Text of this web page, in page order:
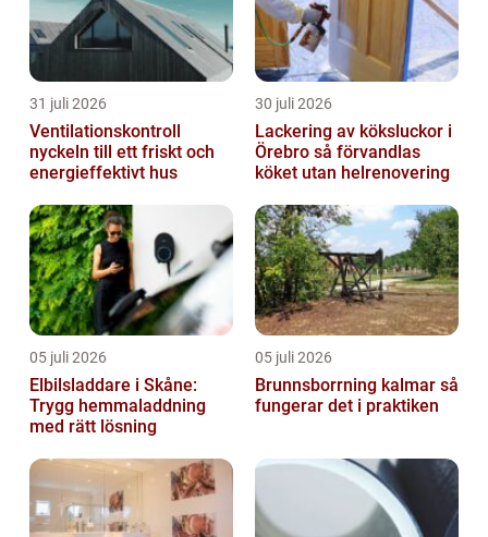
31 juli 2026
Ventilationskontroll
nyckeln till ett friskt och
energieffektivt hus
30 juli 2026
Lackering av köksluckor i
Örebro så förvandlas
köket utan helrenovering
05 juli 2026
Elbilsladdare i Skåne:
Trygg hemmaladdning
med rätt lösning
05 juli 2026
Brunnsborrning kalmar så
fungerar det i praktiken